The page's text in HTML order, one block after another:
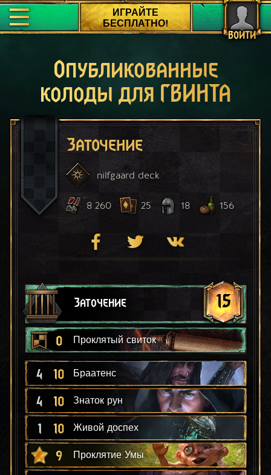
ВОЙТИ
ИГРАЙТЕ
БЕСПЛАТНО!
Опубликованные
колоды для ГВИНТА
Заточение
nilfgaard deck
8 260 25 18 156
Заточение 15
0 Проклятый свиток
4 10 Браатенс
4 10 Знаток рун
1 10 Живой доспех
9 Проклятие Умы